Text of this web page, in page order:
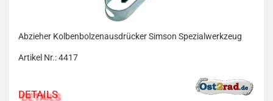
Abzieher Kolbenbolzenausdrücker Simson Spezialwerkzeug
Artikel Nr.: 4417
DETAILS